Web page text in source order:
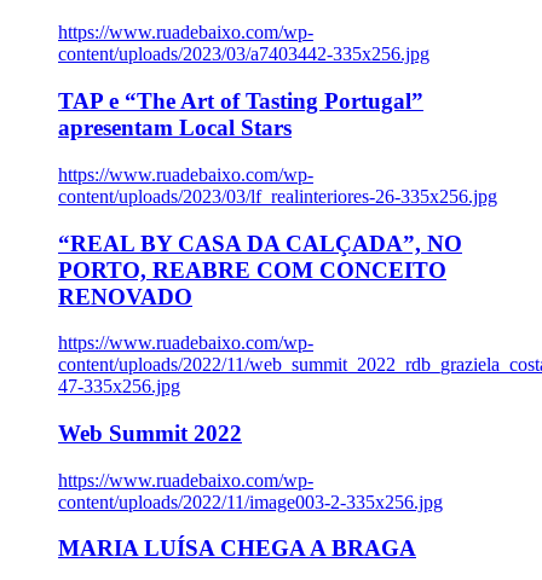
https://www.ruadebaixo.com/wp-
content/uploads/2023/03/a7403442-335x256.jpg
TAP e “The Art of Tasting Portugal”
apresentam Local Stars
https://www.ruadebaixo.com/wp-
content/uploads/2023/03/lf_realinteriores-26-335x256.jpg
“REAL BY CASA DA CALÇADA”, NO
PORTO, REABRE COM CONCEITO
RENOVADO
https://www.ruadebaixo.com/wp-
content/uploads/2022/11/
47-335x256.jpg
Web Summit 2022
https://www.ruadebaixo.com/wp-
content/uploads/2022/11/image003-2-335x256.jpg
MARIA LUÍSA CHEGA A BRAGA